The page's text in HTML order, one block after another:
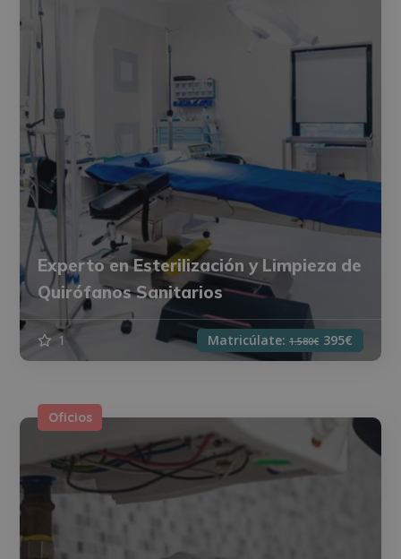
Experto en Esterilización y Limpieza de
Quirófanos Sanitarios
1 Matricúlate: 1.580€ 395€
Oficios